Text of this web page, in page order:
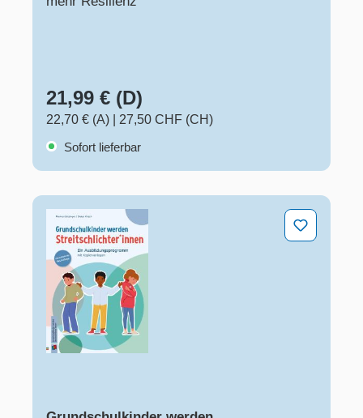
21,99 € (D)
22,70 € (A)
27,50 CHF (CH)
Sofort lieferbar
Grundschulkinder werden Streitschlichter*innen